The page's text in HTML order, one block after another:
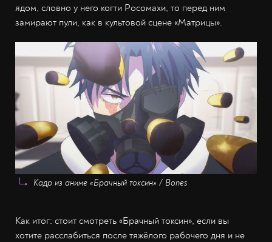
ядом, словно у него когти Росомахи, то перед ним
замирают пули, как в культовой сцене «Матрицы».
Кадр из аниме «Брачный токсин» / Bones
Как итог: стоит смотреть «Брачный токсин», если вы
хотите расслабиться после тяжёлого рабочего дня и не